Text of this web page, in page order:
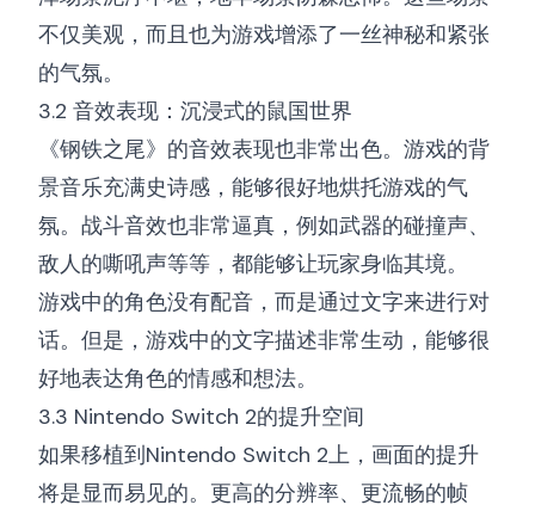
不仅美观，而且也为游戏增添了一丝神秘和紧张
的气氛。
3.2 音效表现：沉浸式的鼠国世界
《钢铁之尾》的音效表现也非常出色。游戏的背
景音乐充满史诗感，能够很好地烘托游戏的气
氛。战斗音效也非常逼真，例如武器的碰撞声、
敌人的嘶吼声等等，都能够让玩家身临其境。
游戏中的角色没有配音，而是通过文字来进行对
话。但是，游戏中的文字描述非常生动，能够很
好地表达角色的情感和想法。
3.3 Nintendo Switch 2的提升空间
如果移植到Nintendo Switch 2上，画面的提升
将是显而易见的。更高的分辨率、更流畅的帧